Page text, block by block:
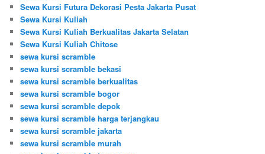
Sewa Kursi Futura Dekorasi Pesta Jakarta Pusat
Sewa Kursi Kuliah
Sewa Kursi Kuliah Berkualitas Jakarta Selatan
Sewa Kursi Kuliah Chitose
sewa kursi scramble
sewa kursi scramble bekasi
sewa kursi scramble berkualitas
sewa kursi scramble bogor
sewa kursi scramble depok
sewa kursi scramble harga terjangkau
sewa kursi scramble jakarta
sewa kursi scramble murah